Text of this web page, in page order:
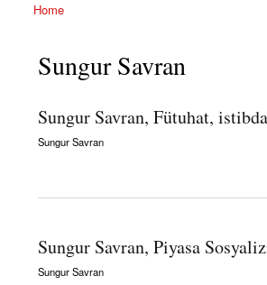
You are here
Home
Sungur Savran
Sungur Savran, Fütuhat,
Sungur Savran
Sungur Savran, Piyasa
Sungur Savran